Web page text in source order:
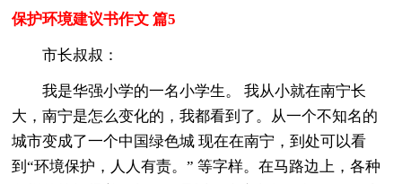
保护环境建议书作文 篇5
市长叔叔：
我是华强小学的一名小学生。 我从小就在南宁长
大，南宁是怎么变化的，我都看到了。从一个不知名的
城市变成了一个中国绿色城 现在在南宁，到处可以看
到“环境保护，人人有责。” 等字样。在马路边上，各种